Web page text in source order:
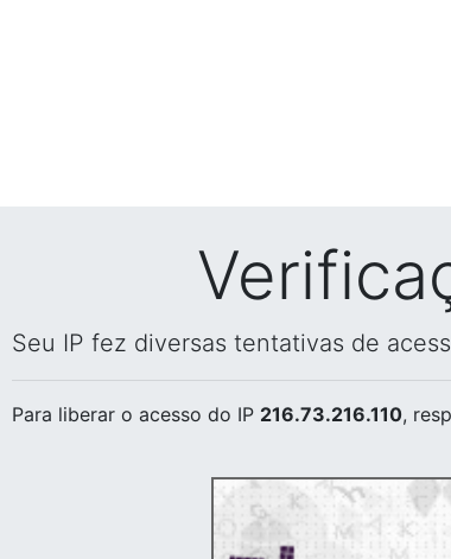
Seu IP fez diversas tentativas de
Para liberar o acesso do IP 216.73.216.110,